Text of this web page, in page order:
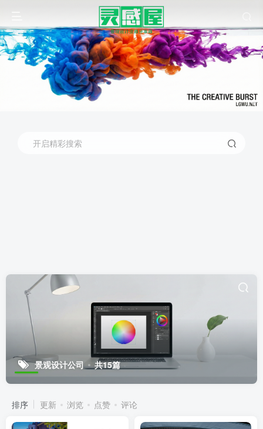
开启精彩搜索
景观设计公司 共15篇
排序 更新 浏览 点赞 评论